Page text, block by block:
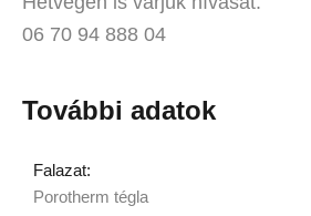
06 70 94 888 04
További adatok
Falazat:
Porotherm tégla